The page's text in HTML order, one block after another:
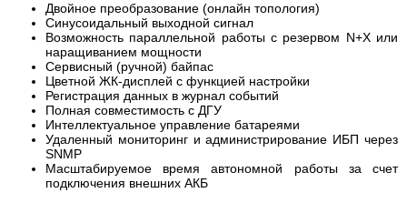
Двойное преобразование (онлайн топология)
Синусоидальный выходной сигнал
Возможность параллельной работы с резервом N+X или
наращиванием мощности
Сервисный (ручной) байпас
Цветной ЖК-дисплей с функцией настройки
Регистрация данных в журнал событий
Полная совместимость с ДГУ
Интеллектуальное управление батареями
Удаленный мониторинг и администрирование ИБП через
SNMP
Масштабируемое время автономной работы за счет
подключения внешних АКБ